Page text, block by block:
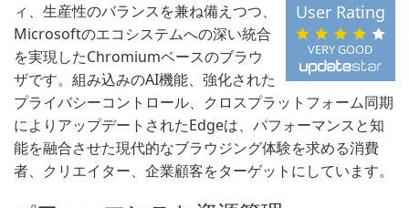
VERY GOOD
User Rating
ィ、生産性のバランスを兼ね備えつつ、
Microsoftのエコシステムへの深い統合
を実現したChromiumベースのブラウ
ザです。組み込みのAI機能、強化された
プライバシーコントロール、クロスプラットフォーム同期
によりアップデートされたEdgeは、パフォーマンスと知
能を融合させた現代的なブラウジング体験を求める消費
者、クリエイター、企業顧客をターゲットにしています。